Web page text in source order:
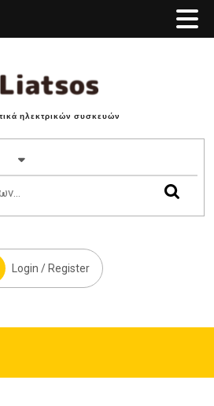
ηλεκτρικών συσκευών
Login / Register